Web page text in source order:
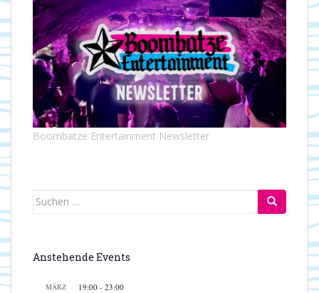
Boombatze Entertainment Newsletter
Suchen
Anstehende Events
MÄRZ 19:00 - 23:00